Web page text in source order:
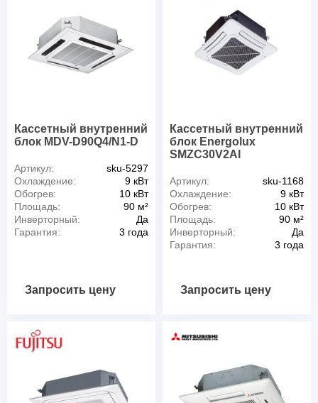
Кассетный внутренний
блок MDV-D90Q4/N1-D
Артикул:
sku-5297
Охлаждение:
9 кВт
Обогрев:
10 кВт
Площадь:
90 м²
Инверторный:
Да
Гарантия:
3 года
Запросить цену
Кассетный внутренний
блок Energolux
SMZC30V2AI
Артикул:
sku-1168
Охлаждение:
9 кВт
Обогрев:
10 кВт
Площадь:
90 м²
Инверторный:
Да
Гарантия:
3 года
Запросить цену